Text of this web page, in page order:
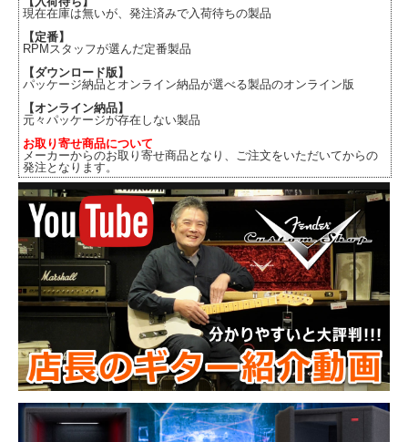
現在在庫は無いが、発注済みで入荷待ちの製品
【定番】
RPMスタッフが選んだ定番製品
【ダウンロード版】
パッケージ納品とオンライン納品が選べる製品のオンライン版
【オンライン納品】
元々パッケージが存在しない製品
お取り寄せ商品について
メーカーからのお取り寄せ商品となり、ご注文をいただいてからの
発注となります。